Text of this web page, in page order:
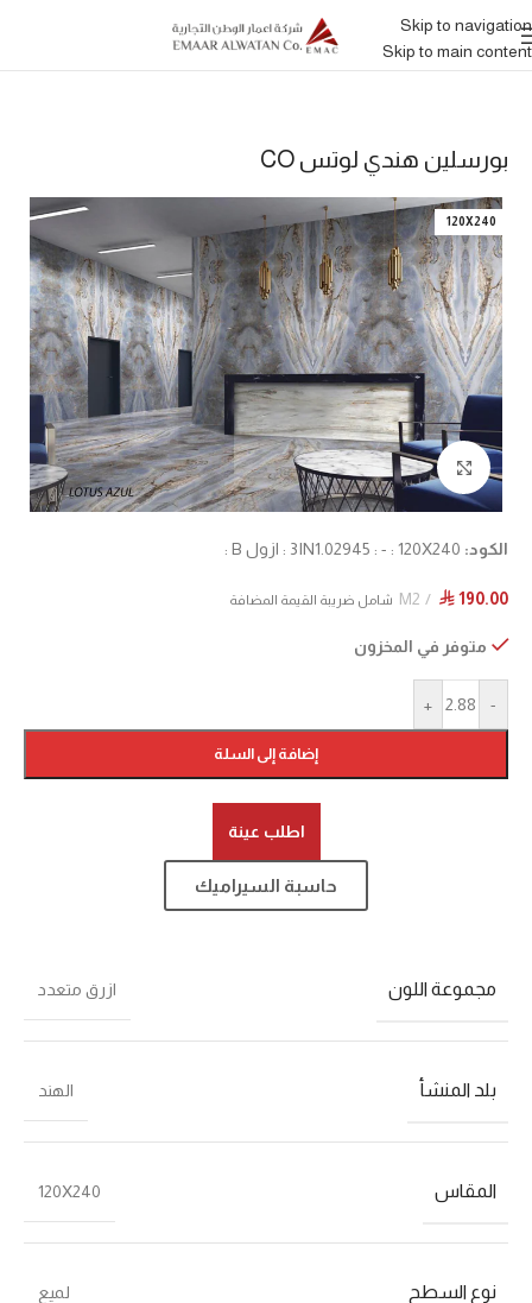
Skip to navigation
Skip to main content
بورسلين هندي لوتس CO
120X240
Click to enlarge
الكود: 3IN1.02945 : - : 120X240 : ازول B :
⃁ 190.00
M2 شامل ضريبة القيمة المضافة
متوفر في المخزون
-
+
إضافة إلى السلة
اطلب عينة
حاسبة السيراميك
مجموعة اللون ازرق متعدد
بلد المنشأ الهند
المقاس 120X240
نوع السطح لميع